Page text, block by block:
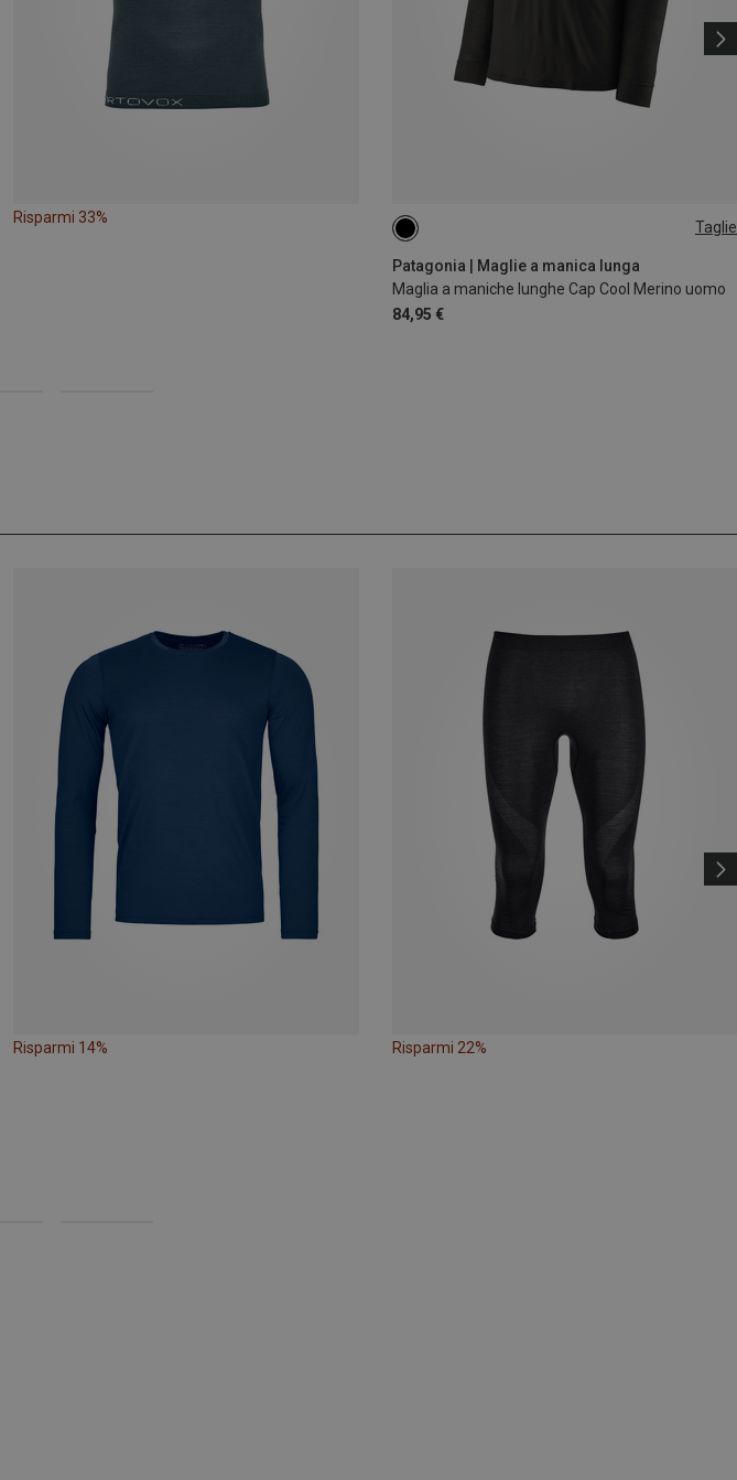
Risparmi 33%
Taglie
Patagonia | Maglie a manica lunga
Maglia a maniche lunghe Cap Cool Merino uomo
84,95 €
S
Risparmi 14% Risparmi 22%